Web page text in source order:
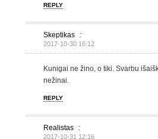
REPLY
Skeptikas :
2017-10-30 16:12
Kunigai ne žino, o tiki. Svarbu
nežinai.
REPLY
Realistas :
2017-10-31 12:16